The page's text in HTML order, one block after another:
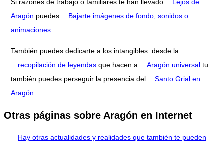
Si razones de trabajo o familiares te han llevado
Lejos de
Aragón puedes
Bajarte imágenes de fondo, sonidos o
animaciones
También puedes dedicarte a los intangibles: desde la
recopilación de leyendas que hacen a Aragón universal tu
también puedes perseguir la presencia del
Santo Grial en
Aragón
Otras páginas sobre Aragón en Internet
Hay otras actualidades y realidades que también te pueden